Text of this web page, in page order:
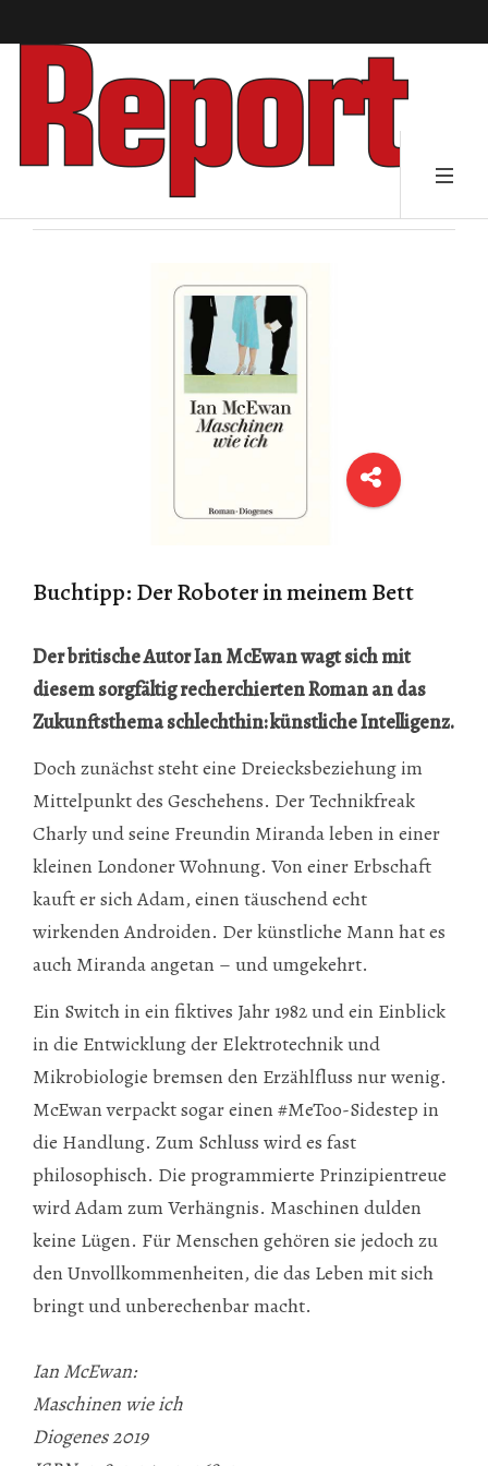
Buchtipp: Der Roboter in meinem Bett
Der britische Autor Ian McEwan wagt sich mit
diesem sorgfältig recherchierten Roman an das
Zukunftsthema schlechthin: künstliche Intelligenz.
Doch zunächst steht eine Dreiecksbeziehung im
Mittelpunkt des Geschehens. Der Technikfreak
Charly und seine Freundin Miranda leben in einer
kleinen Londoner Wohnung. Von einer Erbschaft
kauft er sich Adam, einen täuschend echt
wirkenden Androiden. Der künstliche Mann hat es
auch Miranda angetan – und umgekehrt.
Ein Switch in ein fiktives Jahr 1982 und ein Einblick
in die Entwicklung der Elektrotechnik und
Mikrobiologie bremsen den Erzählfluss nur wenig.
McEwan verpackt sogar einen #MeToo-Sidestep in
die Handlung. Zum Schluss wird es fast
philosophisch. Die programmierte Prinzipientreue
wird Adam zum Verhängnis. Maschinen dulden
keine Lügen. Für Menschen gehören sie jedoch zu
den Unvollkommenheiten, die das Leben mit sich
bringt und unberechenbar macht.
Ian McEwan:
Maschinen wie ich
Diogenes 2019